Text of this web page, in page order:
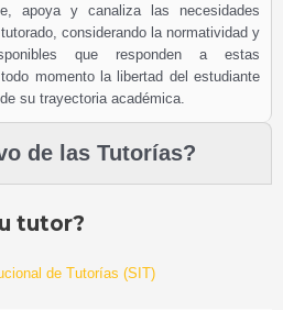
apoya y canaliza las necesidades
considerando la normatividad y
que responden a estas
momento la libertad del estudiante
su trayectoria académica.
de las Tutorías?
tutor?
de Tutorías (SIT)